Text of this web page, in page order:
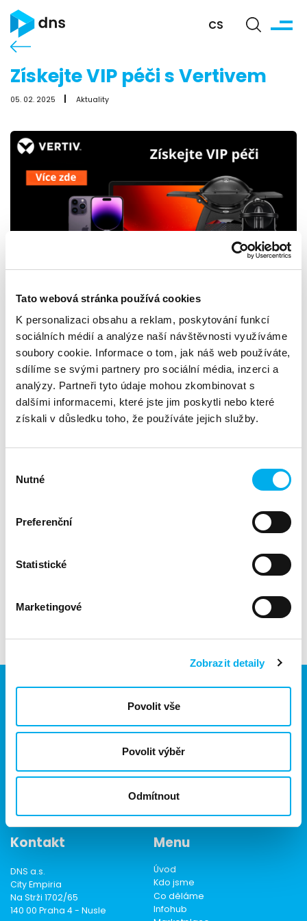
Tato webová stránka používá cookies
K personalizaci obsahu a reklam, poskytování funkcí
sociálních médií a analýze naší návštěvnosti využíváme
soubory cookie. Informace o tom, jak náš web používáte,
sdílíme se svými partnery pro sociální média, inzerci a
analýzy. Partneři tyto údaje mohou zkombinovat s
dalšími informacemi, které jste jim poskytli nebo které
získali v důsledku toho, že používáte jejich služby.
souhlasu
Nutné
Preferenční
Statistické
Marketingové
Zobrazit detaily
Povolit vše
Povolit výběr
Odmítnout
CS
Získejte VIP péči s Vertivem
05. 02. 2025 Aktuality
Podmínky programu
Akce platí do : 31. března 2025
Pro podrobnější informace o aktuálně probíhající promo akci
a pro technickou specifikaci produktů nás, prosíme,
kontaktujte na: vertiv@dns.cz.
Za každý nákup produktu zahrnutého v promo programu
€, „převedený“ na váš VIP účet, po každém nákupu!
Jsme součástí eD skupiny, ekosystému firem v oblasti IT,
obchodu, softwarových řešení, komunikace, e-commerce
a technologií s 30 lety zkušeností, více než 700 odborníky
a tržbami přesahujícími 16 miliard.
Kontakt
DNS a.s.
City Empiria
Na Strži 1702/65
140 00 Praha 4 - Nusle
Menu
Úvod
Kdo jsme
Co děláme
Infohub